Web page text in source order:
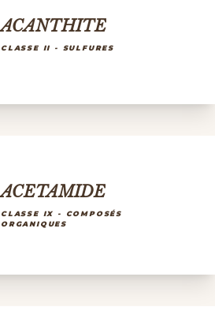
ACANTHITE
CLASSE II - SULFURES
ACETAMIDE
CLASSE IX - COMPOSÉS
ORGANIQUES